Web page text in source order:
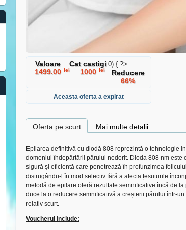
Valoare
1499.00 lei
0) { ?>
Cat castigi
1000 lei
Reducere
66%
Aceasta oferta a expirat
Oferta pe scurt Mai multe detalii
Epilarea definitivă cu diodă 808 reprezintă o tehnologie
domeniul îndepărtării părului nedorit. Dioda 808 nm este
sigură și eficientă care penetrează în profunzimea
distrugându-l în mod selectiv fără a afecta țesuturile
metodă de epilare oferă rezultate semnificative încă de la
duce la o reducere semnificativă a creșterii părului într-
relativ scurt.
Voucherul include: